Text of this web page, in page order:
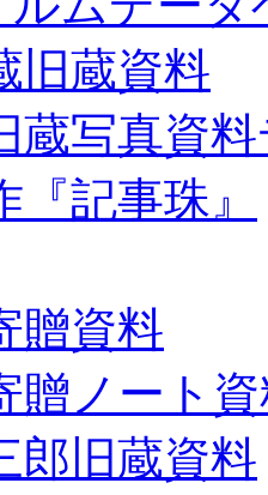
旧蔵資料
蔵写真資
記事珠』
贈資料
贈ノート
郎旧蔵資料